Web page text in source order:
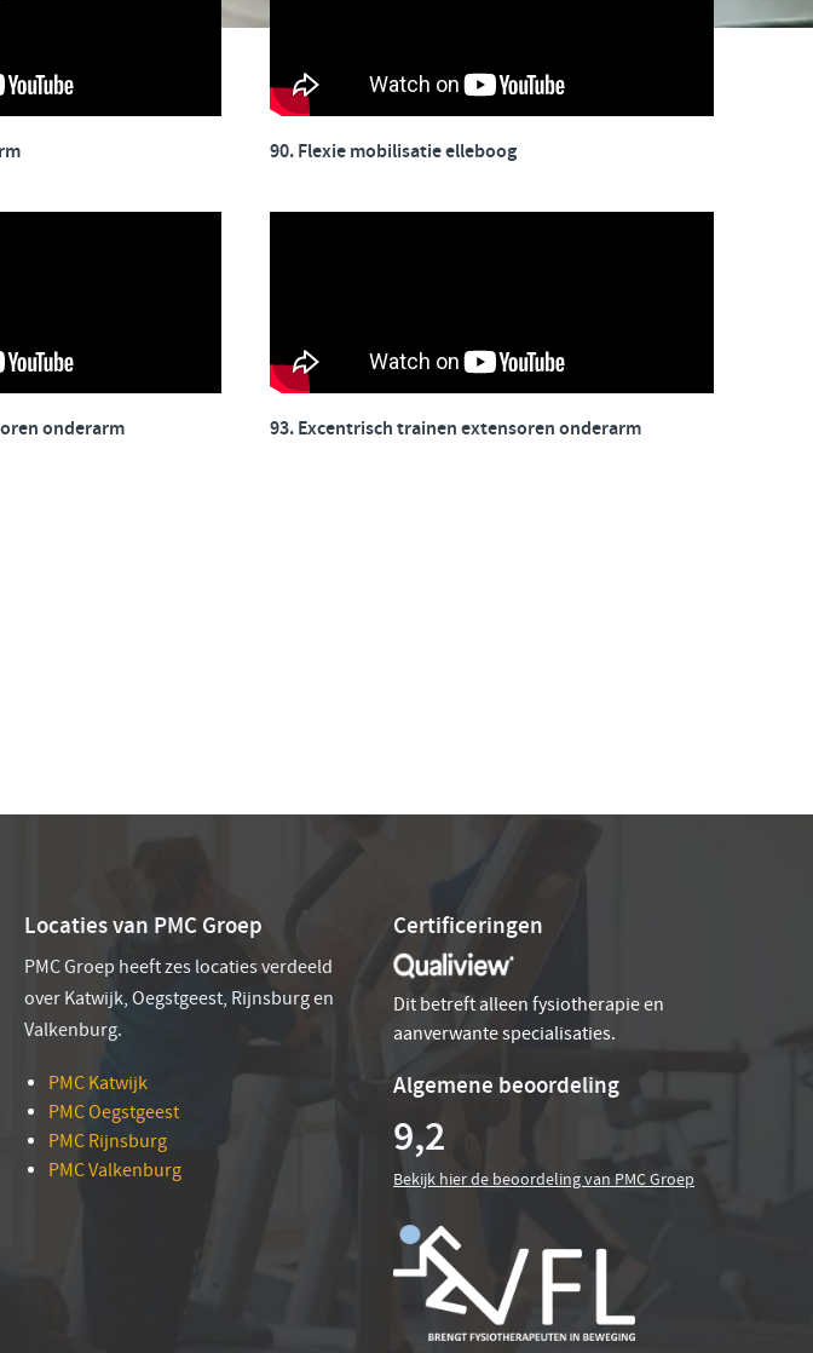
90. Flexie mobilisatie elleboog
onderarm 93. Excentrisch trainen extensoren onderarm
Locaties van PMC Groep
PMC Groep heeft zes locaties verdeeld
over Katwijk, Oegstgeest, Rijnsburg en
Valkenburg.
PMC Katwijk
PMC Oegstgeest
PMC Rijnsburg
PMC Valkenburg
Certificeringen
Dit betreft alleen fysiotherapie en
aanverwante specialisaties.
Algemene beoordeling
9,2
Bekijk hier de beoordeling van PMC Groep